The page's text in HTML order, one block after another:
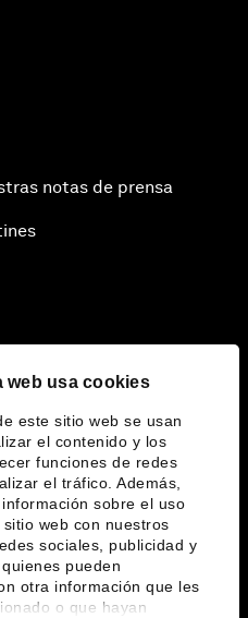
web usa cookies
este sitio web se usan
el contenido y los
funciones de redes
el tráfico. Además,
sobre el uso
web con nuestros
sociales, publicidad y
pueden
otra información que les
o que hayan
notas de prensa